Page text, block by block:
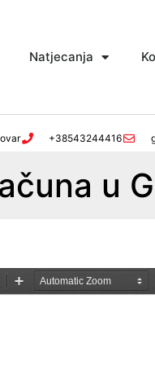
Natjecanja
+38543244416
u